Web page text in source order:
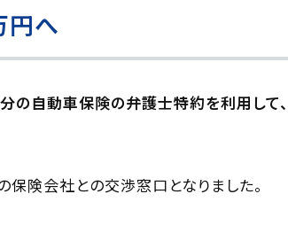
円へ
分の自動車保険の弁護士特約を利用して
険会社との交渉窓口となりました。